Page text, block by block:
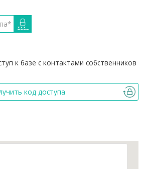
к базе с контактами собственников
код доступа